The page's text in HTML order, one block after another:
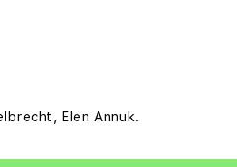
Elen Annuk.